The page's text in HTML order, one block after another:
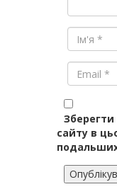
сайту в